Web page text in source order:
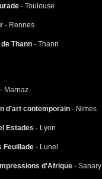
- Toulouse
- Rennes
Thann - Thann
- Marnaz
d'art contemporain - Nimes
Estades - Lyon
Feuillade - Lunel
d'Afrique - Sanary